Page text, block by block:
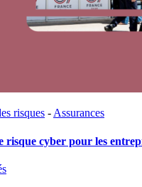
risques - Assurances
cyber pour les